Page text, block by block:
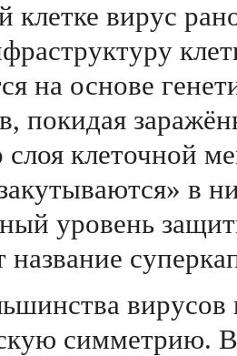
клетке вирус
на основе
покидая
слоя клеточной
в
уровень
название
симметрию.